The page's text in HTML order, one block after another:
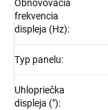
Obnovovacia
frekvencia
displeja (Hz):
Typ panelu:
Uhlopriečka
displeja ("):